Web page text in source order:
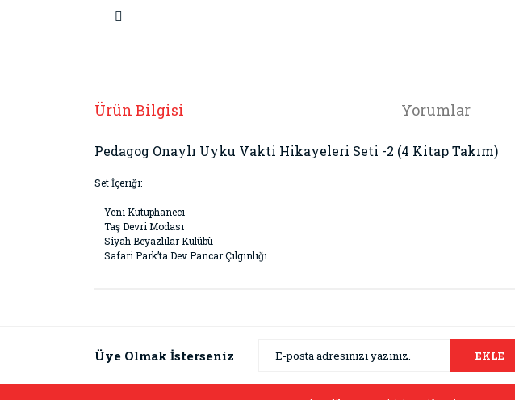
Ürün Bilgisi Yorumlar
Pedagog Onaylı Uyku Vakti Hikayeleri Seti -2 (4 Kitap Takım)
Set İçeriği:
Yeni Kütüphaneci
Taş Devri Modası
Siyah Beyazlılar Kulübü
Safari Park’ta Dev Pancar Çılgınlığı
Ürün resmi kalitesiz, bozuk veya görüntülenemiyor.
Üye Olmak İsterseniz EKLE